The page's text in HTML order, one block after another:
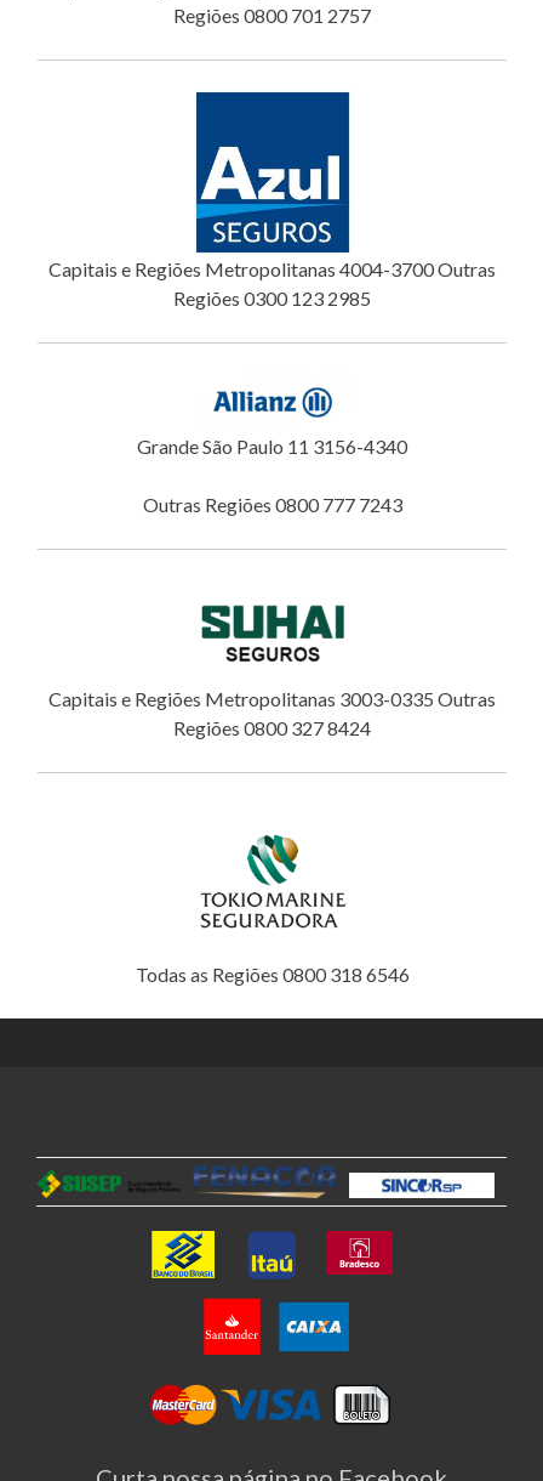
Regiões 0800 701 2757
Capitais e Regiões Metropolitanas 4004-3700 Outras
Regiões 0300 123 2985
Grande São Paulo 11 3156-4340
Outras Regiões 0800 777 7243
Capitais e Regiões Metropolitanas 3003-0335 Outras
Regiões 0800 327 8424
Todas as Regiões 0800 318 6546